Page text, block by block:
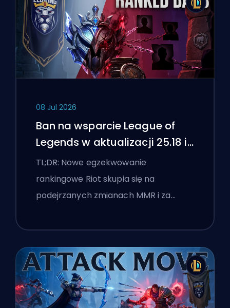
08 Jul 2026
Ban na wsparcie League of
Legends w aktualizacji 25.18 i
flagi boostingu
TL;DR: Nowe egzekwowanie
rankingowe Riot skupia się na
podejrzanych zmianach MMR i za…